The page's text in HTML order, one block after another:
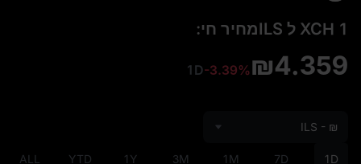
1 XCH ל ILSמחיר חי:
₪4.359
-3.39%
1D
1D
7D
1M
3M
1Y
YTD
ALL
ILS - ₪